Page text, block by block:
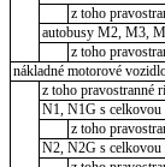
z toho
autobusy M2, M3,
z toho
nákladné motorové
z toho pravostranné
N1, N1G s
z toho
N2, N2G s